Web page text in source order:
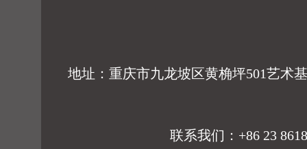
地址：重庆市九龙坡区黄桷坪501艺术
联系我们：+86 23